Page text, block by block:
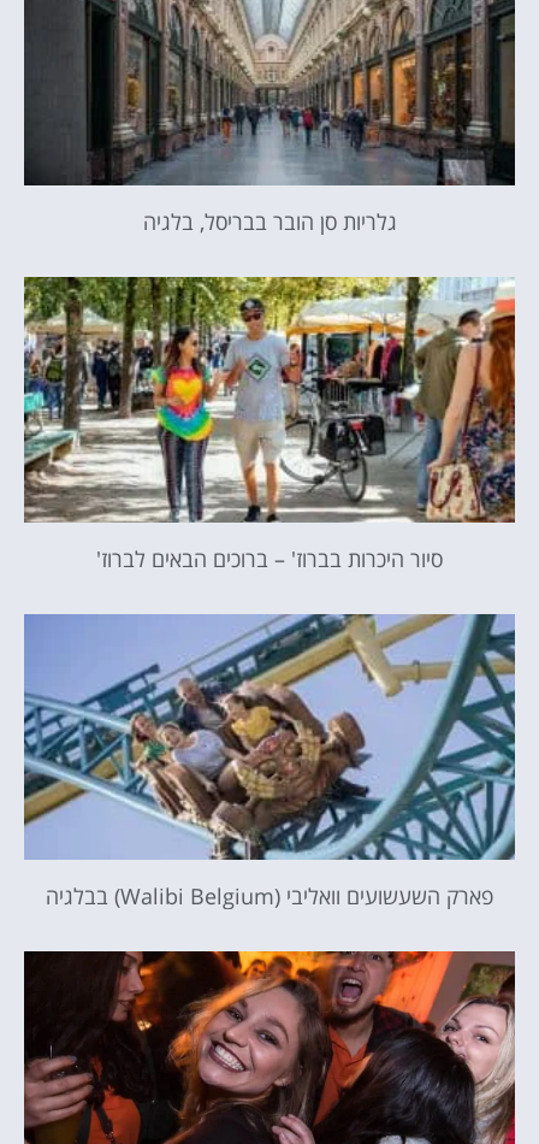
גלריות סן הובר בבריסל, בלגיה
סיור היכרות בברוז' – ברוכים הבאים לברוז'
פארק השעשועים וואליבי (Walibi Belgium) בבלגיה